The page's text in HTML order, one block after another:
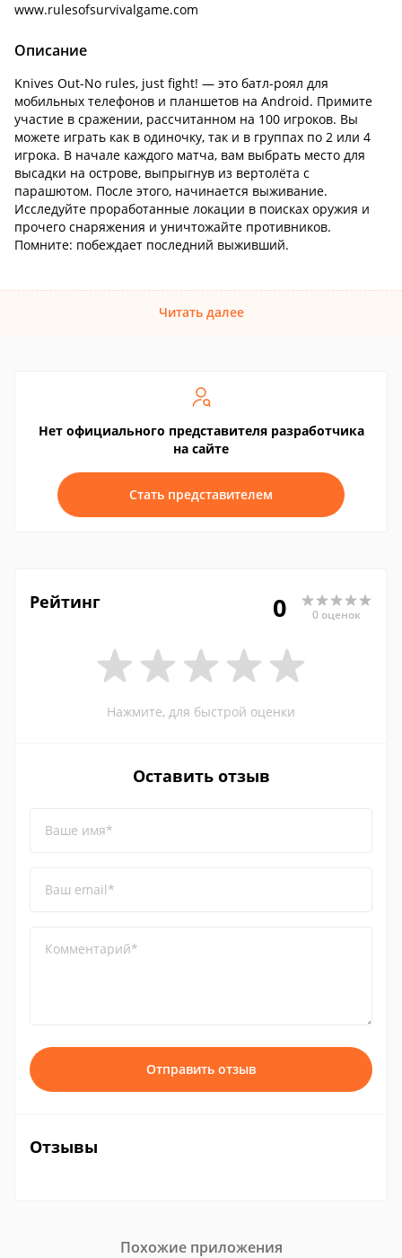
www.rulesofsurvivalgame.com
Описание
Knives Out-No rules, just fight! — это батл-роял для
мобильных телефонов и планшетов на Android. Примите
участие в сражении, рассчитанном на 100 игроков. Вы
можете играть как в одиночку, так и в группах по 2 или 4
игрока. В начале каждого матча, вам выбрать место для
высадки на острове, выпрыгнув из вертолёта с
парашютом. После этого, начинается выживание.
Исследуйте проработанные локации в поисках оружия и
прочего снаряжения и уничтожайте противников.
Помните: побеждает последний выживший.
Читать далее
Нет официального представителя разработчика
на сайте
Стать представителем
Рейтинг 0 0 оценок
Нажмите, для быстрой оценки
Оставить отзыв
Ваше имя*
Ваш email*
Комментарий*
Отправить отзыв
Отзывы
Похожие приложения